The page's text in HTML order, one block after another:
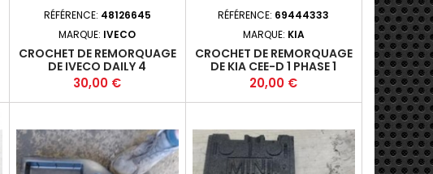
RÉFÉRENCE: 48126645
MARQUE: IVECO
CROCHET DE REMORQUAGE
DE IVECO DAILY 4
Prix
30,00 €
RÉFÉRENCE: 69444333
MARQUE: KIA
CROCHET DE REMORQUAGE
DE KIA CEE-D 1 PHASE 1
Prix
20,00 €